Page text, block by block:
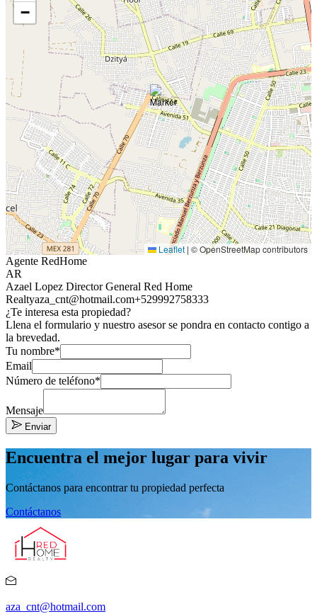
−
Leaflet | © OpenStreetMap contributors
Agente RedHome
AR
Azael Lopez Director General Red Home
Realtyaza_cnt@hotmail.com+529992758333
¿Te interesa esta propiedad?
Llena el formulario y nuestro asesor se pondra en contacto contigo a
la brevedad.
Tu nombre*
Email
Número de teléfono*
Mensaje
Enviar
Encuentra el mejor lugar para vivir
Contáctanos para encontrar tu propiedad perfecta
Contáctanos
aza_cnt@hotmail.com